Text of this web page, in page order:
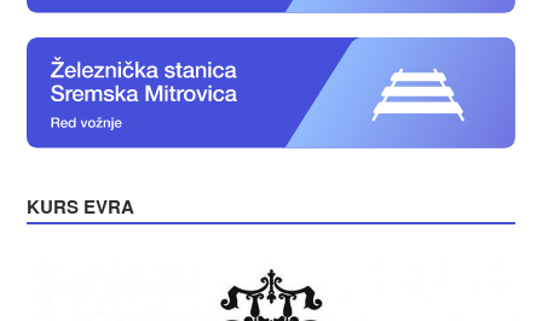
KURS EVRA